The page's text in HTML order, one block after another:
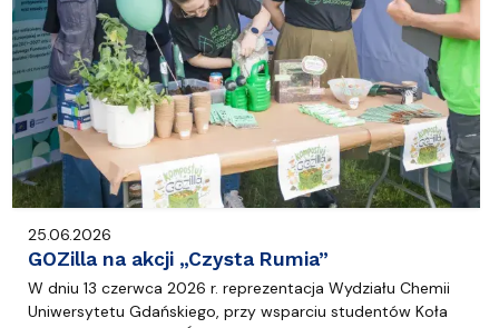
25.06.2026
GOZilla na akcji „Czysta Rumia”
W dniu 13 czerwca 2026 r. reprezentacja Wydziału Chemii
Uniwersytetu Gdańskiego, przy wsparciu studentów Koła